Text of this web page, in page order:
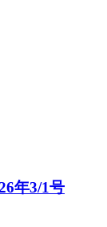
年3/1号